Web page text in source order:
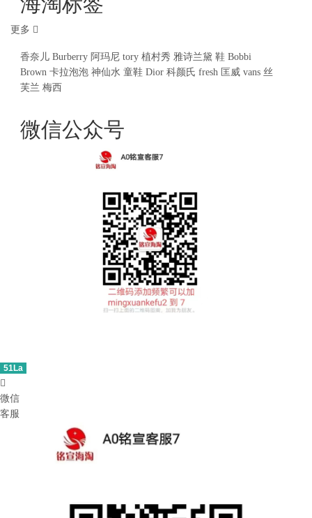
更多
香奈儿 Burberry 阿玛尼 tory 植村秀 雅诗兰黛 鞋 Bobbi
Brown 卡拉泡泡 神仙水 童鞋 Dior 科颜氏 fresh 匡威 vans 丝
芙兰 梅西
微信公众号
51La

微信
客服